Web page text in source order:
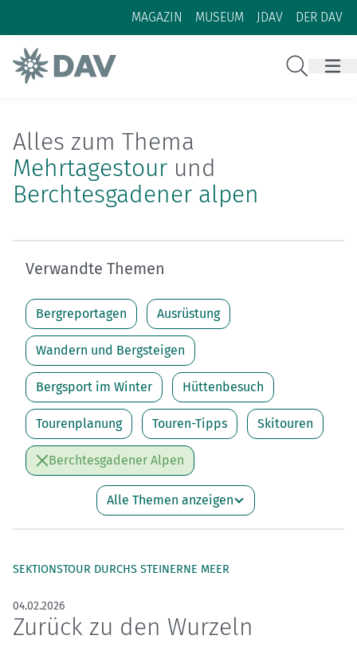
Zum Inhalt
Zur Footer-Navigation
MAGAZIN MUSEUM JDAV DER DAV
Alles zum Thema
Mehrtagestour und
Berchtesgadener alpen
Verwandte Themen
Bergreportagen Ausrüstung
Wandern und Bergsteigen
Bergsport im Winter Hüttenbesuch
Tourenplanung Touren-Tipps Skitouren
Berchtesgadener Alpen
Alle Themen anzeigen
SEKTIONSTOUR DURCHS STEINERNE MEER
04.02.2026
Zurück zu den Wurzeln